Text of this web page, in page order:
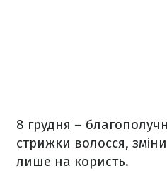
8 грудня –
стрижки волосся,
лише на користь.